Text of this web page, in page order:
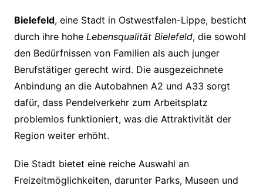
Bielefeld, eine Stadt in Ostwestfalen-Lippe, besticht
durch ihre hohe Lebensqualität Bielefeld, die sowohl
den Bedürfnissen von Familien als auch junger
Berufstätiger gerecht wird. Die ausgezeichnete
Anbindung an die Autobahnen A2 und A33 sorgt
dafür, dass Pendelverkehr zum Arbeitsplatz
problemlos funktioniert, was die Attraktivität der
Region weiter erhöht.
Die Stadt bietet eine reiche Auswahl an
Freizeitmöglichkeiten, darunter Parks, Museen und